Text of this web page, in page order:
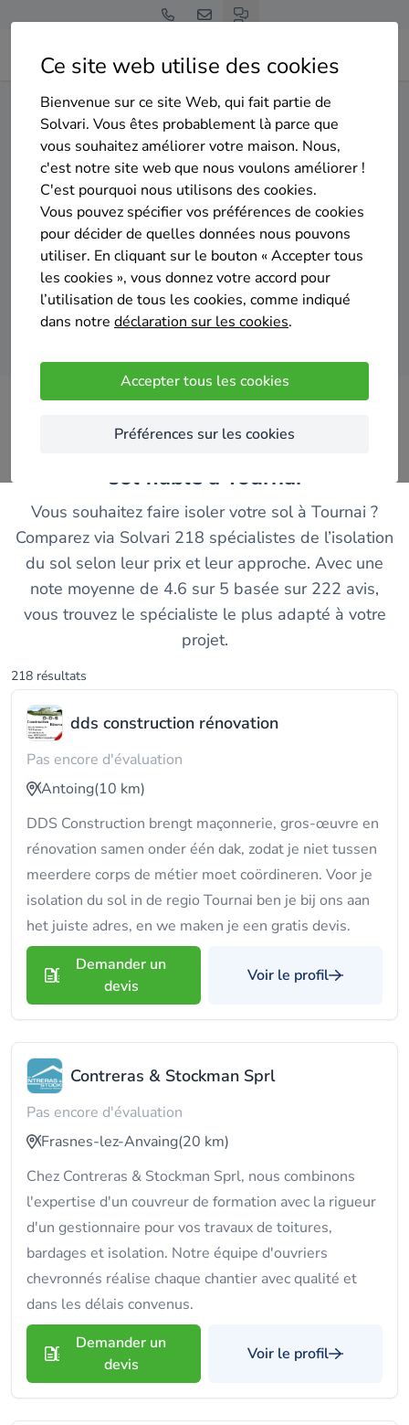
Ce site web utilise des cookies
Bienvenue sur ce site Web, qui fait partie de
Solvari. Vous êtes probablement là parce que
vous souhaitez améliorer votre maison. Nous,
c'est notre site web que nous voulons améliorer !
C'est pourquoi nous utilisons des cookies.
Vous pouvez spécifier vos préférences de cookies
pour décider de quelles données nous pouvons
utiliser. En cliquant sur le bouton « Accepter tous
les cookies », vous donnez votre accord pour
l’utilisation de tous les cookies, comme indiqué
dans notre déclaration sur les cookies.
Accepter tous les cookies
Préférences sur les cookies
Home Isolation du sol Hainaut Tournai
Gratuit et sans engagement
Top 20 des entreprises
d'isolation du sol à Tournai
Comparer des devis
sol fiable à Tournai
Vous souhaitez faire isoler votre sol à Tournai ?
Comparez via Solvari 218 spécialistes de l’isolation
du sol selon leur prix et leur approche. Avec une
note moyenne de 4.6 sur 5 basée sur 222 avis,
vous trouvez le spécialiste le plus adapté à votre
projet.
218 résultats
dds construction rénovation
Pas encore d'évaluation
Antoing(10 km)
DDS Construction brengt maçonnerie, gros-œuvre en
rénovation samen onder één dak, zodat je niet tussen
meerdere corps de métier moet coördineren. Voor je
isolation du sol in de regio Tournai ben je bij ons aan
het juiste adres, en we maken je een gratis devis.
Demander un
devis
Voir le profil
Contreras & Stockman Sprl
Pas encore d'évaluation
Frasnes-lez-Anvaing(20 km)
Chez Contreras & Stockman Sprl, nous combinons
l'expertise d'un couvreur de formation avec la rigueur
d'un gestionnaire pour vos travaux de toitures,
bardages et isolation. Notre équipe d'ouvriers
chevronnés réalise chaque chantier avec qualité et
dans les délais convenus.
Demander un
devis
Voir le profil